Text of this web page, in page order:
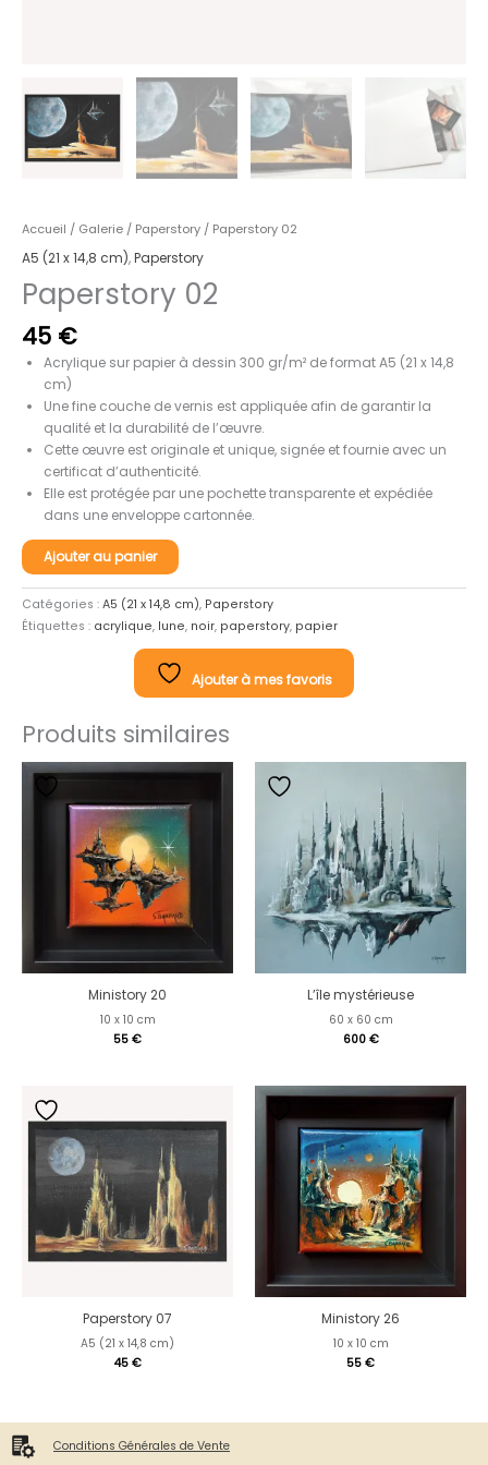
Accueil / Galerie / Paperstory / Paperstory 02
A5 (21 x 14,8 cm),Paperstory
Paperstory 02
45 €
Acrylique sur papier à dessin 300 gr/m² de format A5 (21 x 14,8
cm)
Une fine couche de vernis est appliquée afin de garantir la
qualité et la durabilité de l’œuvre.
Cette œuvre est originale et unique, signée et fournie avec un
certificat d’authenticité.
Elle est protégée par une pochette transparente et expédiée
dans une enveloppe cartonnée.
quantité
de
Paperstory
02
Ajouter au panier
Catégories : A5 (21 x 14,8 cm), Paperstory
Étiquettes : acrylique, lune, noir, paperstory, papier
Ajouter à mes favoris
Produits similaires
Ministory 20
10 x 10 cm
55 €
L’île mystérieuse
60 x 60 cm
600 €
Paperstory 07
A5 (21 x 14,8 cm)
45 €
Ministory 26
10 x 10 cm
55 €
Conditions Générales de Vente